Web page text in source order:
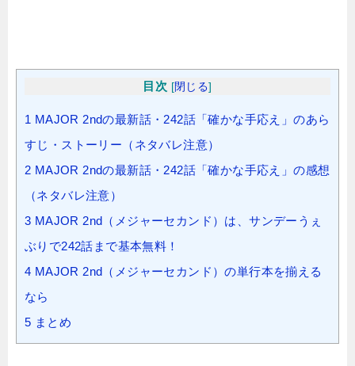
目次 [閉じる]
1 MAJOR 2ndの最新話・242話「確かな手応え」のあら
すじ・ストーリー（ネタバレ注意）
2 MAJOR 2ndの最新話・242話「確かな手応え」の感想
（ネタバレ注意）
3 MAJOR 2nd（メジャーセカンド）は、サンデーうぇ
ぶりで242話まで基本無料！
4 MAJOR 2nd（メジャーセカンド）の単行本を揃える
なら
5 まとめ